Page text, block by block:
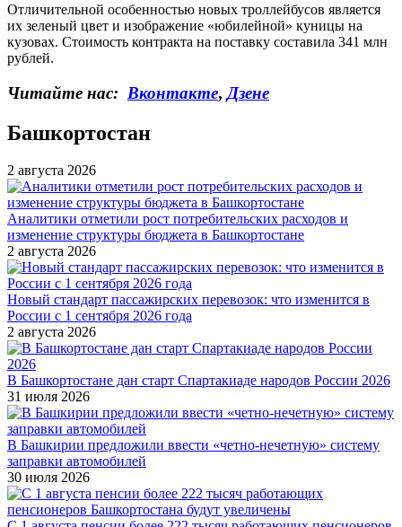
Отличительной особенностью новых троллейбусов является
их зеленый цвет и изображение «юбилейной» куницы на
кузовах. Стоимость контракта на поставку составила 341 млн
рублей.
Читайте нас: Вконтакте, Дзене
Башкортостан
2 августа 2026
Аналитики отметили рост потребительских расходов и
изменение структуры бюджета в Башкортостане
2 августа 2026
Новый стандарт пассажирских перевозок: что изменится в
России с 1 сентября 2026 года
2 августа 2026
В Башкортостане дан старт Спартакиаде народов России 2026
31 июля 2026
В Башкирии предложили ввести «четно-нечетную» систему
заправки автомобилей
30 июля 2026